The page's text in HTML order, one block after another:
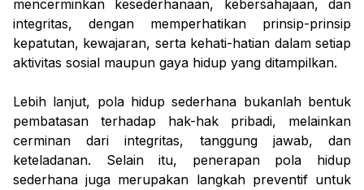
mencerminkan kesederhanaan, kebersahajaan, dan
integritas, dengan memperhatikan prinsip-prinsip
kepatutan, kewajaran, serta kehati-hatian dalam setiap
aktivitas sosial maupun gaya hidup yang ditampilkan.
Lebih lanjut, pola hidup sederhana bukanlah bentuk
pembatasan terhadap hak-hak pribadi, melainkan
cerminan dari integritas, tanggung jawab, dan
keteladanan. Selain itu, penerapan pola hidup
sederhana juga merupakan langkah preventif untuk